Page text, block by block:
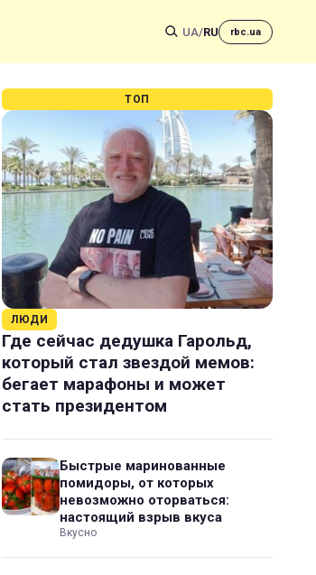
UA/RU rbc.ua
ТОП
ЛЮДИ
Где сейчас дедушка Гарольд,
который стал звездой мемов:
бегает марафоны и может
стать президентом
Быстрые маринованные
помидоры, от которых
невозможно оторваться:
настоящий взрыв вкуса
Вкусно